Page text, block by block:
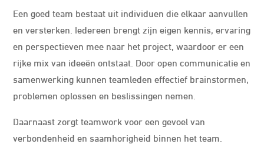
Een goed team bestaat uit individuen die elkaar aanvullen
en versterken. Iedereen brengt zijn eigen kennis, ervaring
en perspectieven mee naar het project, waardoor er een
rijke mix van ideeën ontstaat. Door open communicatie en
samenwerking kunnen teamleden effectief brainstormen,
problemen oplossen en beslissingen nemen.
Daarnaast zorgt teamwork voor een gevoel van
verbondenheid en saamhorigheid binnen het team.